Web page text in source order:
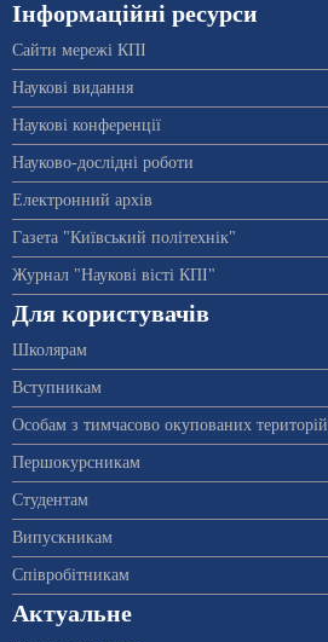
Інформаційні ресурси
Сайти мережі КПІ
Наукові видання
Наукові конференції
Науково-дослідні роботи
Електронний архів
Газета "Київський політехнік"
Журнал "Наукові вісті КПІ"
Для користувачів
Школярам
Вступникам
Особам з тимчасово окупованих територій
Першокурсникам
Студентам
Випускникам
Співробітникам
Актуальне